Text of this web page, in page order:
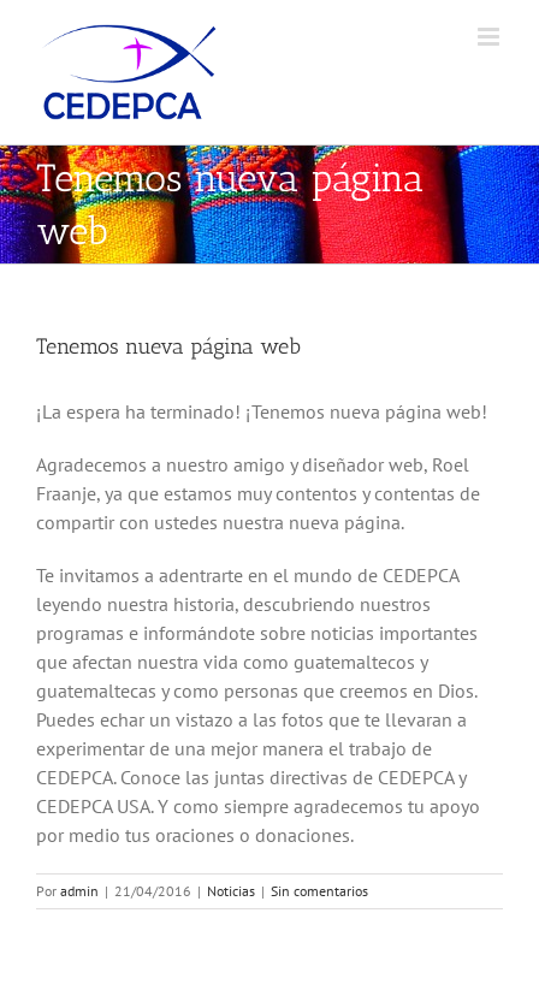
Tenemos nueva página
web
Tenemos nueva página web
¡La espera ha terminado! ¡Tenemos nueva página web!
Agradecemos a nuestro amigo y diseñador web, Roel
Fraanje, ya que estamos muy contentos y contentas de
compartir con ustedes nuestra nueva página.
Te invitamos a adentrarte en el mundo de CEDEPCA
leyendo nuestra historia, descubriendo nuestros
programas e informándote sobre noticias importantes
que afectan nuestra vida como guatemaltecos y
guatemaltecas y como personas que creemos en Dios.
Puedes echar un vistazo a las fotos que te llevaran a
experimentar de una mejor manera el trabajo de
CEDEPCA. Conoce las juntas directivas de CEDEPCA y
CEDEPCA USA. Y como siempre agradecemos tu apoyo
por medio tus oraciones o donaciones.
Por admin | 21/04/2016 | Noticias | Sin comentarios